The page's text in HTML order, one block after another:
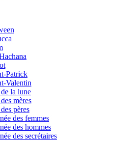
Patrick
Valentin
la lune
mères
pères
des femmes
des hommes
des secrétaires